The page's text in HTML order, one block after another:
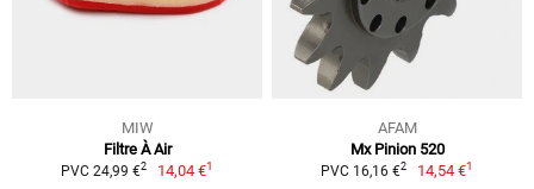
MIW
Filtre À Air
PVC 24,99 €2 14,04 €1
AFAM
Mx Pinion 520
PVC 16,16 €2 14,54 €1